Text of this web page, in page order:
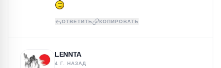
ОТВЕТИТЬ КОПИРОВАТЬ
LENNTA
4 Г. НАЗАД